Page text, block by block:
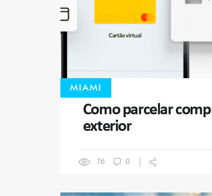
MIAMI
Como parcelar
exterior
76 0